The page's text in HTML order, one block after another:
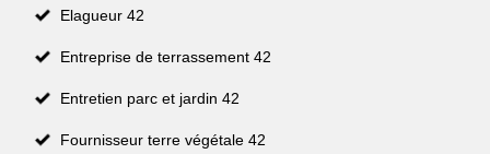
Elagueur 42
Entreprise de terrassement 42
Entretien parc et jardin 42
Fournisseur terre végétale 42